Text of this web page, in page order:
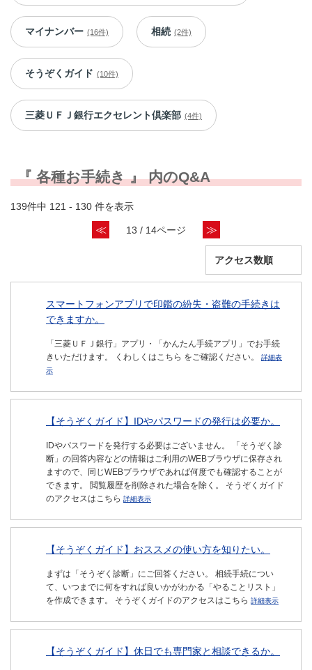
マイナンバー (16件) 相続 (2件)
そうぞくガイド (10件)
三菱ＵＦＪ銀行エクセレント倶楽部 (4件)
『 各種お手続き 』 内のQ&A
139件中 121 - 130 件を表示
≪ 13 / 14ページ ≫
スマートフォンアプリで印鑑の紛失・盗難の手続きは
できますか。
「三菱ＵＦＪ銀行」アプリ・「かんたん手続アプリ」でお手続
きいただけます。 くわしくはこちら をご確認ください。
詳細表
示
【そうぞくガイド】IDやパスワードの発行は必要か。
IDやパスワードを発行する必要はございません。 「そうぞく診
断」の回答内容などの情報はご利用のWEBブラウザに保存され
ますので、同じWEBブラウザであれば何度でも確認することが
できます。 閲覧履歴を削除された場合を除く。 そうぞくガイド
のアクセスはこちら 詳細表示
【そうぞくガイド】おススメの使い方を知りたい。
まずは「そうぞく診断」にご回答ください。 相続手続につい
て、いつまでに何をすれば良いかがわかる「やることリスト」
を作成できます。 そうぞくガイドのアクセスはこちら 詳細表示
【そうぞくガイド】休日でも専門家と相談できるか。